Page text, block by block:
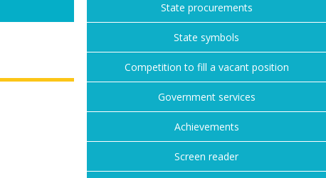
State procurements
State symbols
Competition to fill a vacant position
Government services
Achievements
Screen reader